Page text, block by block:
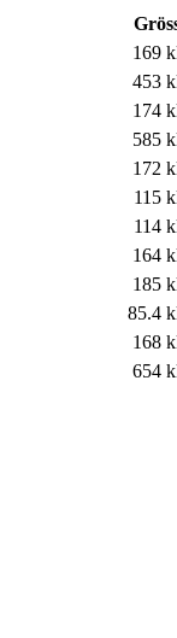
169
453
174
585
172
115
114
164
185
85.4
168
654